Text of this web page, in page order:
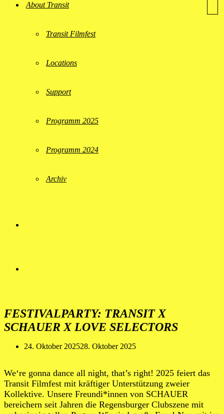
About Transit
Transit Filmfest
Locations
Support
Programm 2025
Programm 2024
Archiv
FESTIVALPARTY: TRANSIT X
SCHAUER X LOVE SELECTORS
24. Oktober 202528. Oktober 2025
We‘re gonna dance all night, that’s right! 2025 feiert das
Transit Filmfest mit kräftiger Unterstützung zweier
Kollektive. Unsere Freundi*innen von SCHAUER
bereichern seit Jahren die Regensburger Clubszene mit